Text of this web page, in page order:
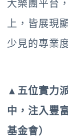
大樂團平台
上，皆展現
少見的專業
▲五位實力
中，注入豐
基金會）